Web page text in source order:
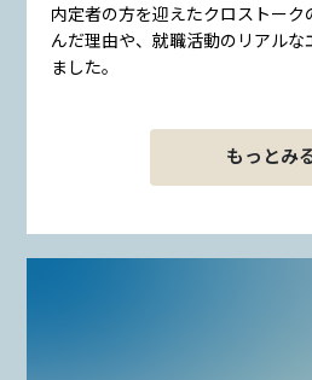
内定者の方を迎えたクロストーク
んだ理由や、就職活動のリアルな
ました。
もっとみ